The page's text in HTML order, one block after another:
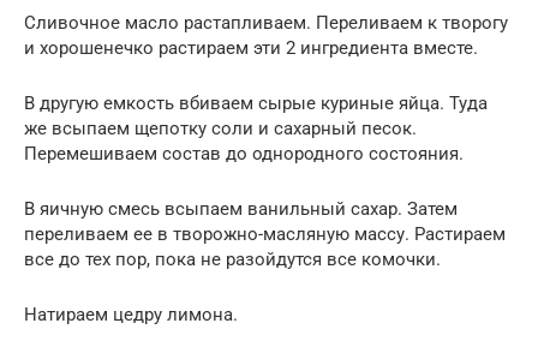
Сливочное масло растапливаем. Переливаем к творогу
и хорошенечко растираем эти 2 ингредиента вместе.
В другую емкость вбиваем сырые куриные яйца. Туда
же всыпаем щепотку соли и сахарный песок.
Перемешиваем состав до однородного состояния.
В яичную смесь всыпаем ванильный сахар. Затем
переливаем ее в творожно-масляную массу. Растираем
все до тех пор, пока не разойдутся все комочки.
Натираем цедру лимона.